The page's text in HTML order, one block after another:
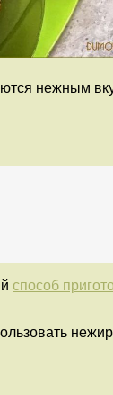
нежным
способ